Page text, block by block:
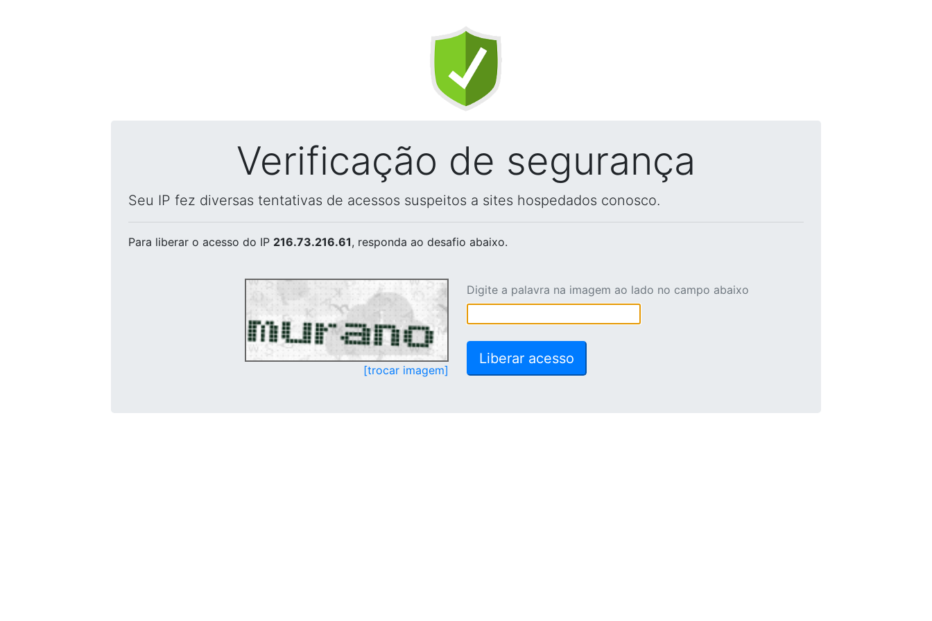
Verificação de segurança
Seu IP fez diversas tentativas de acessos suspeitos a sites hospedados conosco.
Para liberar o acesso do IP 216.73.216.61, responda ao desafio abaixo.
[trocar imagem]
Digite a palavra na imagem ao lado no campo abaixo